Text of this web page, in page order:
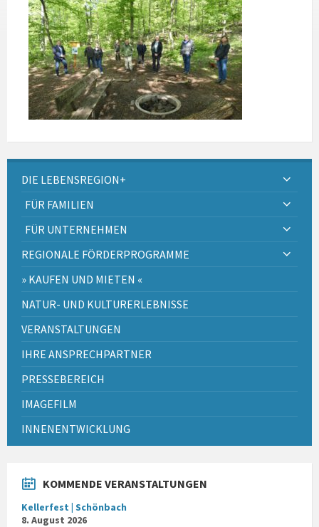
DIE LEBENSREGION+
FÜR FAMILIEN
FÜR UNTERNEHMEN
REGIONALE FÖRDERPROGRAMME
» KAUFEN UND MIETEN «
NATUR- UND KULTURERLEBNISSE
VERANSTALTUNGEN
IHRE ANSPRECHPARTNER
PRESSEBEREICH
IMAGEFILM
INNENENTWICKLUNG
KOMMENDE VERANSTALTUNGEN
Kellerfest | Schönbach
8. August 2026